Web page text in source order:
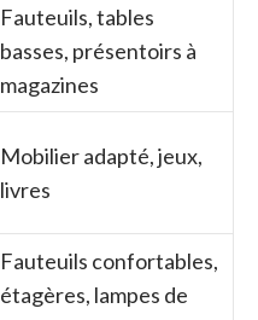
Fauteuils, tables
basses, présentoirs à
magazines
Mobilier adapté, jeux,
livres
Fauteuils confortables,
étagères, lampes de